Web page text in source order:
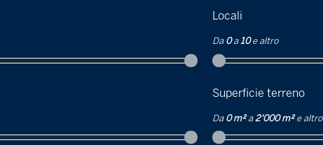
Locali
Da 0 a 10 e altro
Superficie terreno
Da 0 m² a 2'000 m² e altro